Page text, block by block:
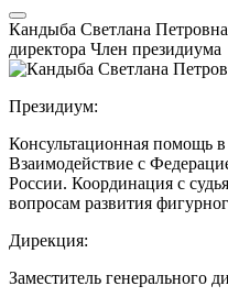
Кандыба Светлана Петровна
директора Член президиума
Президиум:
Консультационная помощь
Взаимодействие с
России. Координация с
вопросам развития
Дирекция:
Заместитель генерального